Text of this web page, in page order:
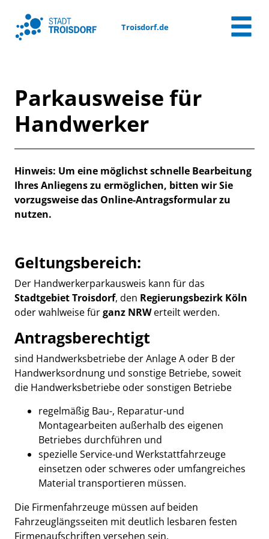
Zum Hauptinhalt springen
Troisdorf.de
Parkausweise für
Handwerker
Beschreibung
Hinweis: Um eine möglichst schnelle Bearbeitung
Ihres Anliegens zu ermöglichen, bitten wir Sie
vorzugsweise das Online-Antragsformular zu
nutzen.
Geltungsbereich:
Der Handwerkerparkausweis kann für das
Stadtgebiet Troisdorf, den Regierungsbezirk Köln
oder wahlweise fürganz NRWerteilt werden.
Antragsberechtigt
sind Handwerksbetriebe der Anlage A oder B der
Handwerksordnung und sonstige Betriebe, soweit
die Handwerksbetriebe oder sonstigen Betriebe
regelmäßig Bau-, Reparatur-und
Montagearbeiten außerhalb des eigenen
Betriebes durchführen und
spezielle Service-und Werkstattfahrzeuge
einsetzen oder schweres oder umfangreiches
Material transportieren müssen.
Die Firmenfahrzeuge müssen auf beiden
Fahrzeuglängsseiten mit deutlich lesbaren festen
Firmenaufschriften versehen sein.